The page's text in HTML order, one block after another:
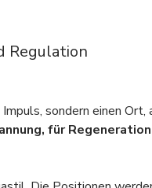
Regulation
sondern einen
für